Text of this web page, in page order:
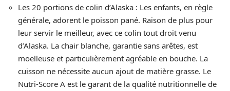
Les 20 portions de colin d’Alaska : Les enfants, en règle
générale, adorent le poisson pané. Raison de plus pour
leur servir le meilleur, avec ce colin tout droit venu
d’Alaska. La chair blanche, garantie sans arêtes, est
moelleuse et particulièrement agréable en bouche. La
cuisson ne nécessite aucun ajout de matière grasse. Le
Nutri-Score A est le garant de la qualité nutritionnelle de